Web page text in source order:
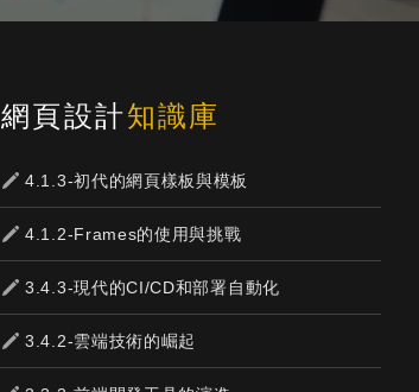
網頁設計知識庫
4.1.3-初代的網頁樣板與模板
4.1.2-Frames的使用與挑戰
3.4.3-現代的CI/CD和部署自動化
3.4.2-雲端技術的崛起